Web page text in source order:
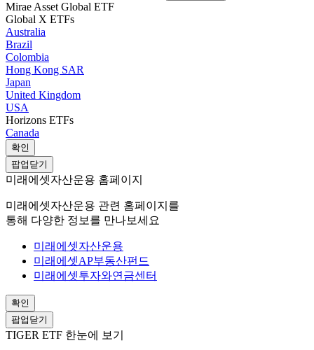
Mirae Asset Global ETF
Global X ETFs
Australia
Brazil
Colombia
Hong Kong SAR
Japan
United Kingdom
USA
Horizons ETFs
Canada
확인
팝업닫기
미래에셋자산운용 홈페이지
미래에셋자산운용 관련 홈페이지를
통해 다양한 정보를 만나보세요
미래에셋자산운용
미래에셋AP부동산펀드
미래에셋투자와연금센터
확인
팝업닫기
TIGER ETF 한눈에 보기